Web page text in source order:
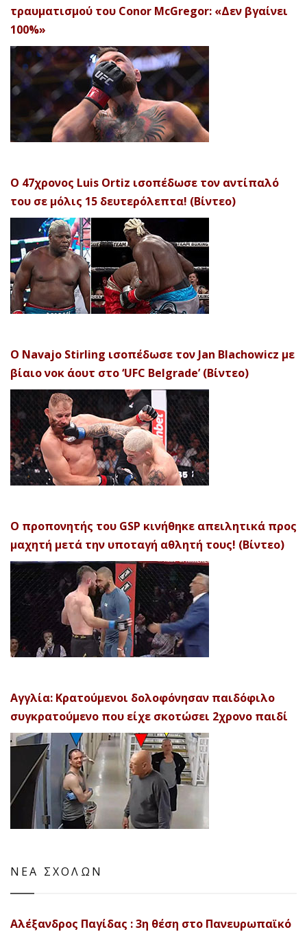
τραυματισμού του Conor McGregor: «Δεν βγαίνει
100%»
Ο 47χρονος Luis Ortiz ισοπέδωσε τον αντίπαλό
του σε μόλις 15 δευτερόλεπτα! (Βίντεο)
Ο Navajo Stirling ισοπέδωσε τον Jan Blachowicz με
βίαιο νοκ άουτ στο ‘UFC Belgrade’ (Βίντεο)
Ο προπονητής του GSP κινήθηκε απειλητικά προς
μαχητή μετά την υποταγή αθλητή τους! (Βίντεο)
Αγγλία: Κρατούμενοι δολοφόνησαν παιδόφιλο
συγκρατούμενο που είχε σκοτώσει 2χρονο παιδί
ΝΕΑ ΣΧΟΛΩΝ
Αλέξανδρος Παγίδας : 3η θέση στο Πανευρωπαϊκό